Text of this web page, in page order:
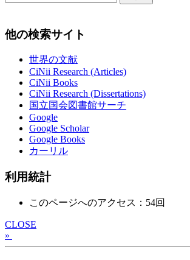
他の検索サイト
世界の文献
CiNii Research (Articles)
CiNii Books
CiNii Research (Dissertations)
国立国会図書館サーチ
Google
Google Scholar
Google Books
カーリル
利用統計
このページへのアクセス：54回
CLOSE
»